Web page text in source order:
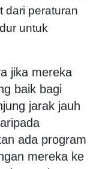
dari peraturan
untuk
jika mereka
baik bagi
jarak jauh
ada program
mereka ke